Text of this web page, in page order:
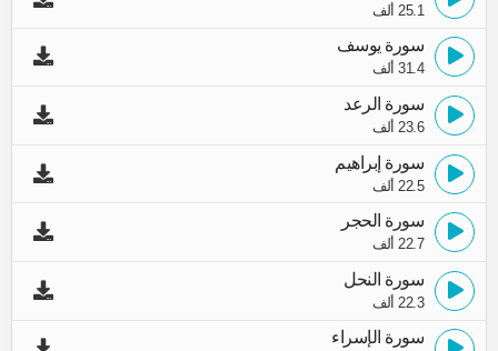
25.1 ألف
سورة يوسف
31.4 ألف
سورة الرعد
23.6 ألف
سورة إبراهيم
22.5 ألف
سورة الحجر
22.7 ألف
سورة النحل
22.3 ألف
سورة الإسراء